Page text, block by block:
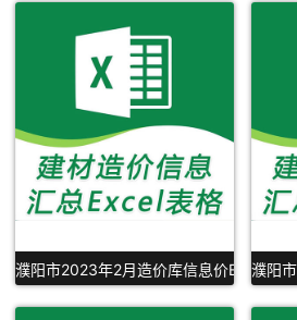
濮阳市2023年2月造价库信息价Excel表
濮阳